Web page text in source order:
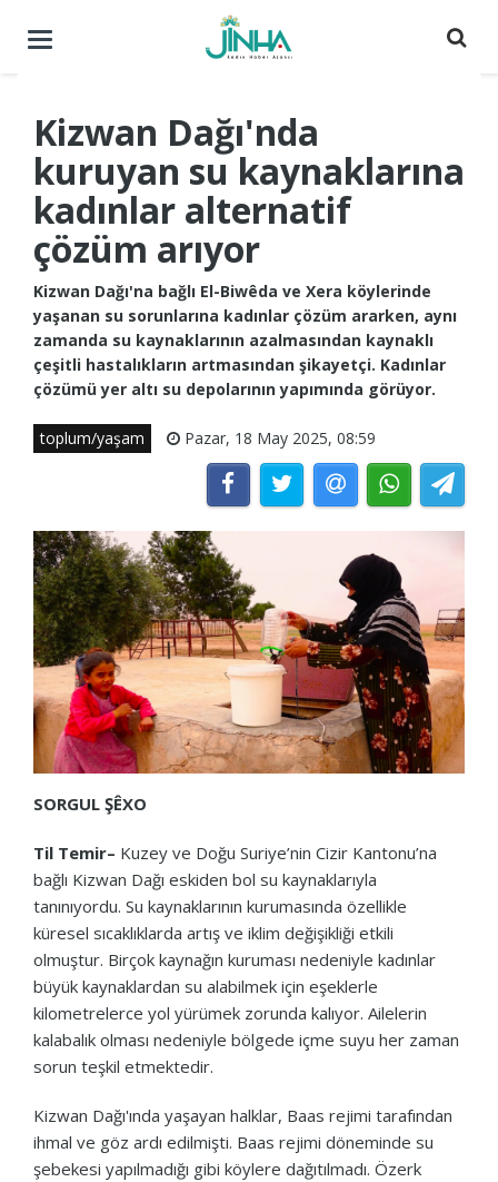
Menüyü
Kizwan Dağı'nda
kuruyan su kaynaklarına
kadınlar alternatif
çözüm arıyor
Kizwan Dağı'na bağlı El-Biwêda ve Xera köylerinde
yaşanan su sorunlarına kadınlar çözüm ararken, aynı
zamanda su kaynaklarının azalmasından kaynaklı
çeşitli hastalıkların artmasından şikayetçi. Kadınlar
çözümü yer altı su depolarının yapımında görüyor.
toplum/yaşam Pazar, 18 May 2025, 08:59
SORGUL ŞÊXO
Til Temir– Kuzey ve Doğu Suriye’nin Cizir Kantonu’na
bağlı Kizwan Dağı eskiden bol su kaynaklarıyla
tanınıyordu. Su kaynaklarının kurumasında özellikle
küresel sıcaklıklarda artış ve iklim değişikliği etkili
olmuştur. Birçok kaynağın kuruması nedeniyle kadınlar
büyük kaynaklardan su alabilmek için eşeklerle
kilometrelerce yol yürümek zorunda kalıyor. Ailelerin
kalabalık olması nedeniyle bölgede içme suyu her zaman
sorun teşkil etmektedir.
Kizwan Dağı'ında yaşayan halklar, Baas rejimi tarafından
ihmal ve göz ardı edilmişti. Baas rejimi döneminde su
şebekesi yapılmadığı gibi köylere dağıtılmadı. Özerk